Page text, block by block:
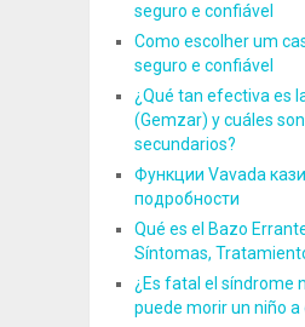
seguro e confiável
Como escolher um
seguro e confiável
¿Qué tan efectiva es
(Gemzar) y cuáles
secundarios?
Функции Vavada
подробности
Qué es el Bazo
Síntomas,
¿Es fatal el síndrome
puede morir un niño a